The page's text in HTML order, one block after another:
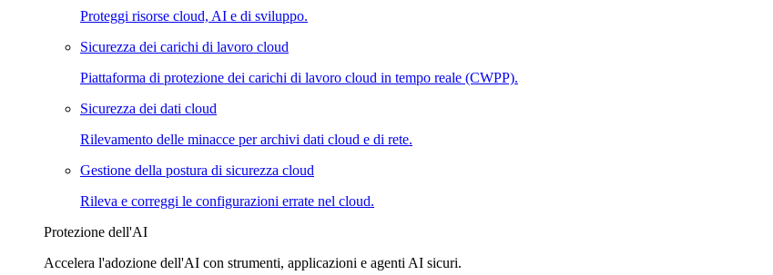
Proteggi risorse cloud, AI e di sviluppo.
Sicurezza dei carichi di lavoro cloud
Piattaforma di protezione dei carichi di lavoro cloud in tempo reale (CWPP).
Sicurezza dei dati cloud
Rilevamento delle minacce per archivi dati cloud e di rete.
Gestione della postura di sicurezza cloud
Rileva e correggi le configurazioni errate nel cloud.
Protezione dell'AI
Accelera l'adozione dell'AI con strumenti, applicazioni e agenti AI sicuri.